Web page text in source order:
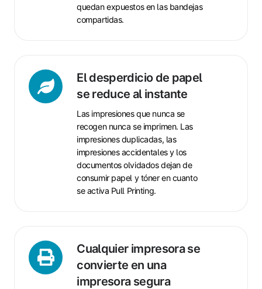
quedan expuestos en las bandejas
compartidas.
El desperdicio de papel
se reduce al instante
Las impresiones que nunca se
recogen nunca se imprimen. Las
impresiones duplicadas, las
impresiones accidentales y los
documentos olvidadosdejan de
consumir papel y tóneren cuanto
se activa Pull Printing.
El
desperdicio
de
Cualquier impresora se
convierte en una
impresora segura
Cualquier
impresora
se